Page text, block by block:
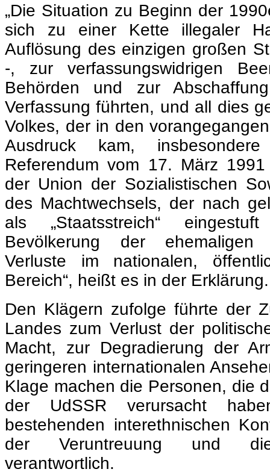
„Die Situation zu Beginn der
sich zu einer Kette illegaler
Auflösung des einzigen großen
-, zur verfassungswidrigen
Behörden und zur
Verfassung führten, und all dies
Volkes, der in den
Ausdruck kam,
Referendum vom 17. März
der Union der Sozialistischen
des Machtwechsels, der nach
als „Staatsstreich“
Bevölkerung der ehemaligen
Verluste im nationalen,
Bereich“, heißt es in der Erklärung.
Den Klägern zufolge führte der
Landes zum Verlust der
Macht, zur Degradierung der
geringeren internationalen
Klage machen die Personen, die
der UdSSR verursacht
bestehenden interethnischen
der Veruntreuung und die
verantwortlich.